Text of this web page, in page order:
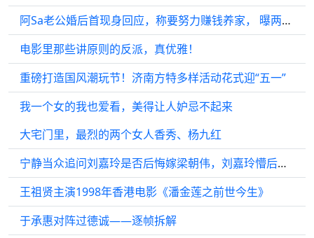
阿Sa老公婚后首现身回应，称要努力赚钱养家， 曝两人已在泰国举行婚礼！
电影里那些讲原则的反派，真优雅！
重磅打造国风潮玩节！济南方特多样活动花式迎“五一”
我一个女的我也爱看，美得让人妒忌不起来
大宅门里，最烈的两个女人香秀、杨九红
宁静当众追问刘嘉玲是否后悔嫁梁朝伟，刘嘉玲懵后真诚回应
王祖贤主演1998年香港电影《潘金莲之前世今生》
于承惠对阵过德诚——逐帧拆解